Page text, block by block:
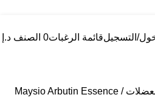
التسجيلقائمة الرغبات0 الصنف د.إ
Maysio Arbutin Essence